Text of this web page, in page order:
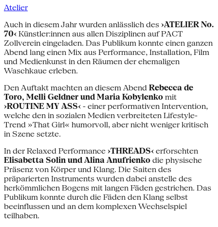
Atelier
Auch in diesem Jahr wurden anlässlich des ›ATELIER No.
70‹ Künstler:innen aus allen Disziplinen auf PACT
Zollverein eingeladen. Das Publikum konnte einen ganzen
Abend lang einen Mix aus Performance, Installation, Film
und Medienkunst in den Räumen der ehemaligen
Waschkaue erleben.
Den Auftakt machten an diesem Abend Rebecca de
Toro, Melli Geldner und Maria Kobylenko mit
›ROUTINE MY ASS‹ - einer performativen Intervention,
welche den in sozialen Medien verbreiteten Lifestyle-
Trend »That Girl« humorvoll, aber nicht weniger kritisch
in Szene setzte.
In der Relaxed Performance ›THREADS‹ erforschten
Elisabetta Solin und Alina Anufrienko die physische
Präsenz von Körper und Klang. Die Saiten des
präparierten Instruments wurden dabei anstelle des
herkömmlichen Bogens mit langen Fäden gestrichen. Das
Publikum konnte durch die Fäden den Klang selbst
beeinflussen und an dem komplexen Wechselspiel
teilhaben.